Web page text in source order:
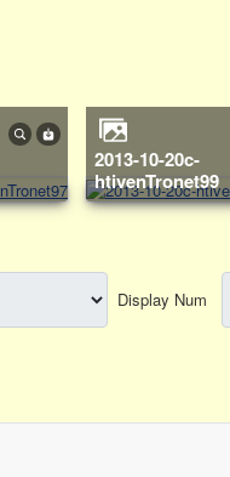
2013-10-20c-
htivenTronet99
Display Num